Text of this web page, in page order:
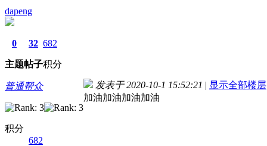
dapeng
0
主题
32
帖子
682
积分
普通帮众
积分
682
发表于 2020-10-1 15:52:21 | 显示全部楼层
加油加油加油加油